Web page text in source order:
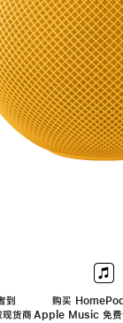
到
货商
购买
Apple Music 免费